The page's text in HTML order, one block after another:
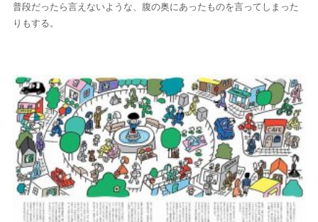
普段だったら言えないような、腹の奥にあったものを言ってしまった
りもする。